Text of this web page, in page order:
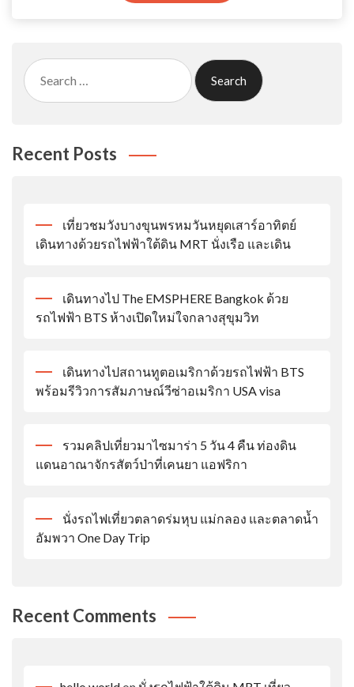
Search
for:
Recent Posts
เที่ยวชมวังบางขุนพรหมวันหยุดเสาร์อาทิตย์
เดินทางด้วยรถไฟฟ้าใต้ดิน MRT นั่งเรือ และเดิน
เดินทางไป The EMSPHERE Bangkok ด้วย
รถไฟฟ้า BTS ห้างเปิดใหม่ใจกลางสุขุมวิท
เดินทางไปสถานทูตอเมริกาด้วยรถไฟฟ้า BTS
พร้อมรีวิวการสัมภาษณ์วีซ่าอเมริกา USA visa
รวมคลิปเที่ยวมาไซมาร่า 5 วัน 4 คืน ท่องดิน
แดนอาณาจักรสัตว์ป่าที่เคนยา แอฟริกา
นั่งรถไฟเที่ยวตลาดร่มหุบ แม่กลอง และตลาดน้ำ
อัมพวา One Day Trip
Recent Comments